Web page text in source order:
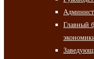
Главный